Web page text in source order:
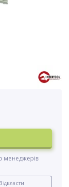
менеджерів